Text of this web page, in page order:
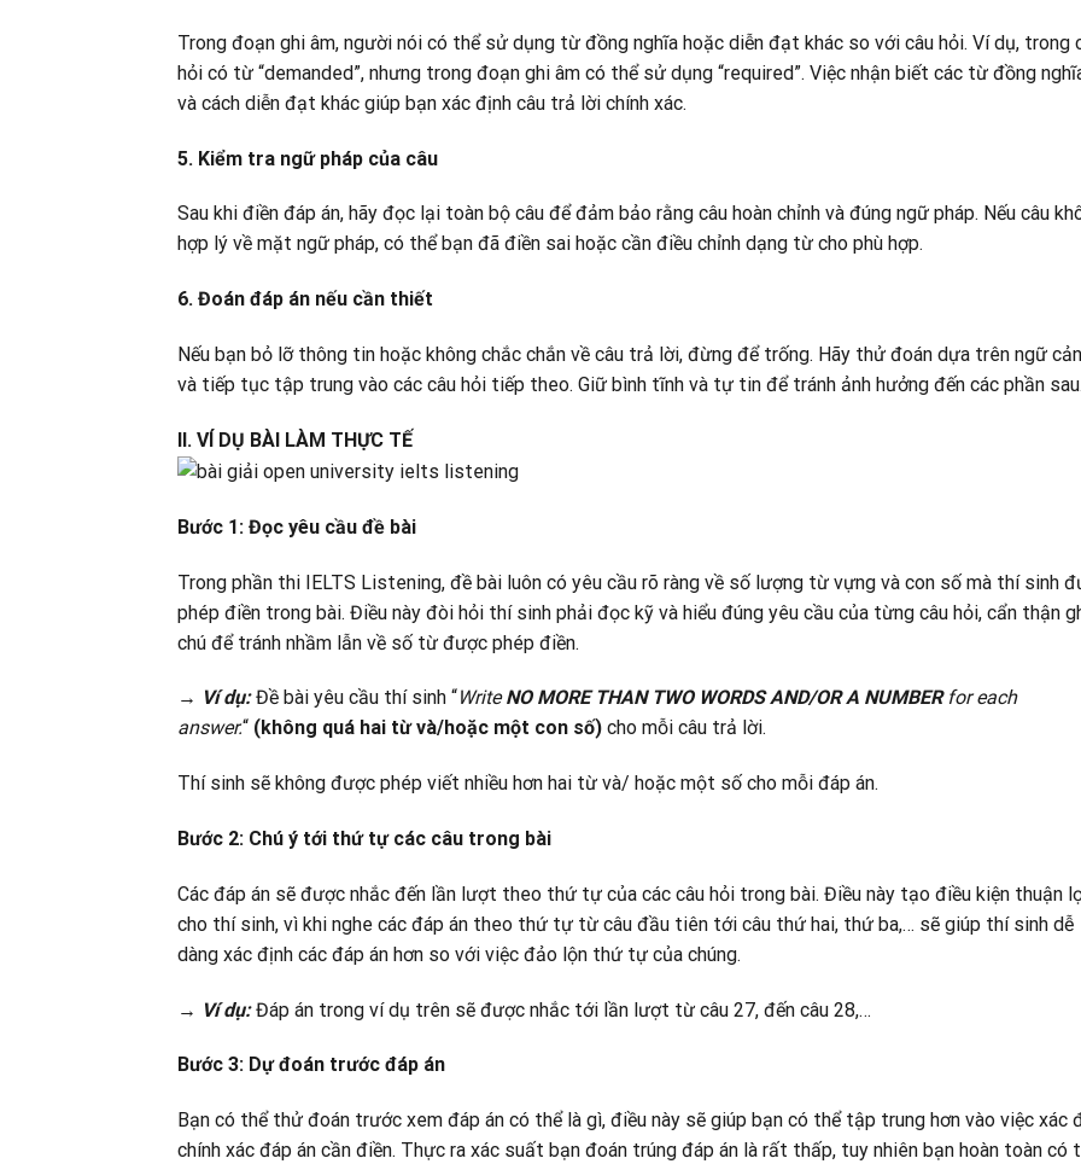
Trong đoạn ghi âm, người nói có thể sử dụng từ đồng nghĩa hoặc diễn đạt khác so với câu hỏi. Ví dụ, trong
hỏi có từ “demanded”, nhưng trong đoạn ghi âm có thể sử dụng “required”. Việc nhận biết các từ đồng
và cách diễn đạt khác giúp bạn xác định câu trả lời chính xác.
5. Kiểm tra ngữ pháp của câu
Sau khi điền đáp án, hãy đọc lại toàn bộ câu để đảm bảo rằng câu hoàn chỉnh và đúng ngữ pháp. Nếu câu
hợp lý về mặt ngữ pháp, có thể bạn đã điền sai hoặc cần điều chỉnh dạng từ cho phù hợp.
6. Đoán đáp án nếu cần thiết
Nếu bạn bỏ lỡ thông tin hoặc không chắc chắn về câu trả lời, đừng để trống. Hãy thử đoán dựa trên ngữ
và tiếp tục tập trung vào các câu hỏi tiếp theo. Giữ bình tĩnh và tự tin để tránh ảnh hưởng đến các phần
II. VÍ DỤ BÀI LÀM THỰC TẾ
Bước 1: Đọc yêu cầu đề bài
Trong phần thi IELTS Listening, đề bài luôn có yêu cầu rõ ràng về số lượng từ vựng và con số mà thí sinh
phép điền trong bài. Điều này đòi hỏi thí sinh phải đọc kỹ và hiểu đúng yêu cầu của từng câu hỏi, cẩn thận
chú để tránh nhầm lẫn về số từ được phép điền.
→ Vídụ:Đề bài yêu cầu thí sinh “WriteNO MORE THAN TWO WORDS AND/OR A NUMBER for each
answer.“ (không quá hai từ và/hoặc một con số) cho mỗi câu trả lời.
Thí sinh sẽ không được phép viết nhiều hơn hai từ và/ hoặc một số cho mỗi đáp án.
Bước 2: Chú ý tới thứ tự các câu trong bài
Các đáp án sẽ được nhắc đến lần lượt theo thứ tự của các câu hỏi trong bài. Điều này tạo điều kiện thuận
cho thí sinh, vì khi nghe các đáp án theo thứ tự từ câu đầu tiên tới câu thứ hai, thứ ba,… sẽ giúp thí sinh dễ
dàng xác định các đáp án hơn so với việc đảo lộn thứ tự của chúng.
→ Vídụ:Đáp án trong ví dụ trên sẽ được nhắc tới lần lượt từ câu 27, đến câu 28,…
Bước 3: Dự đoán trước đáp án
Bạn có thể thử đoán trước xem đáp án có thể là gì, điều này sẽ giúp bạn có thể tập trung hơn vào việc xác
chính xác đáp án cần điền. Thực ra xác suất bạn đoán trúng đáp án là rất thấp, tuy nhiên bạn hoàn toàn có